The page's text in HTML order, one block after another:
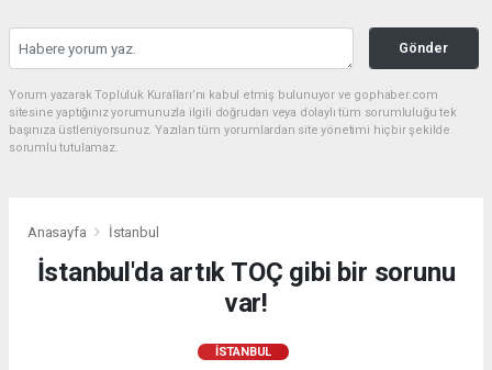
Gönder
Yorum yazarak Topluluk Kuralları’nı kabul etmiş bulunuyor ve gophaber.com
sitesine yaptığınız yorumunuzla ilgili doğrudan veya dolaylı tüm sorumluluğu tek
başınıza üstleniyorsunuz. Yazılan tüm yorumlardan site yönetimi hiçbir şekilde
sorumlu tutulamaz.
Anasayfa İstanbul
İstanbul'da artık TOÇ gibi bir sorunu
var!
İSTANBUL